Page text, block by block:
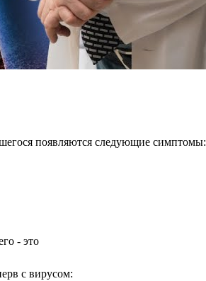
появляются следующие симптомы:
с вирусом: